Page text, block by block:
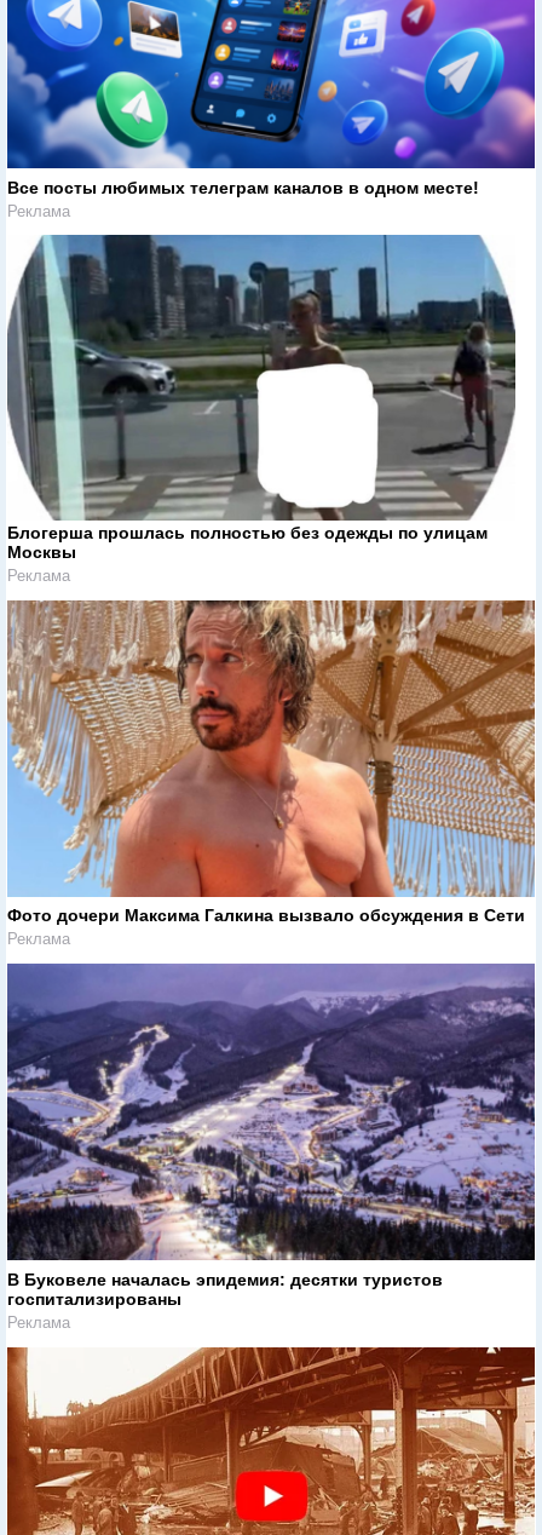
Все посты любимых телеграм каналов в одном месте!
Реклама
Блогерша прошлась полностью без одежды по улицам
Москвы
Реклама
Фото дочери Максима Галкина вызвало обсуждения в Сети
Реклама
В Буковеле началась эпидемия: десятки туристов
госпитализированы
Реклама